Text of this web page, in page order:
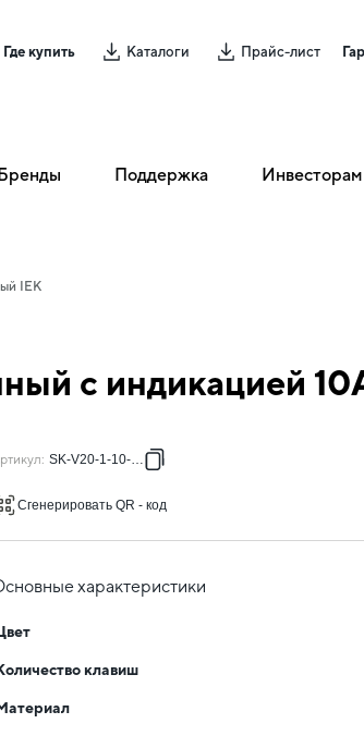
Где купить Каталоги Прайс-лист
Поддержка Инвесторам
IEK
с индикацией
: SK-V20-1-10-K06
Сгенерировать QR - код
характеристики
клавиш